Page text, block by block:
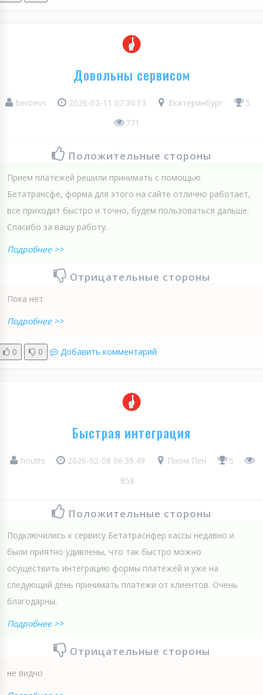
Довольны сервисом
beroevs 2026-02-11 07:30:13 Екатеринбург
5
771
Положительные стороны
Прием платежей решили принимать с помощью
Бетатрансфе, форма для этого на сайте отлично работает,
все приходит быстро и точно, будем пользоваться дальше.
Спасибо за вашу работу.
Подробнее >>
Отрицательные стороны
Пока нет
Подробнее >>
0 0 Добавить комментарий
Быстрая интеграция
houtts 2026-02-08 06:39:49 Пном Пен
5
858
Положительные стороны
Подключились к сервису Бетатраснфер кассы недавно и
были приятно удивлены, что так быстро можно
осуществить интеграцию формы платежей и уже на
следующий день принимать платежи от клиентов. Очень
благодарны.
Подробнее >>
Отрицательные стороны
не видно